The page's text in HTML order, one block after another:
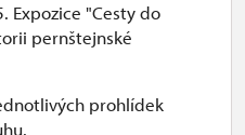
Expozice "Cesty do
pernštejnské
prohlídek